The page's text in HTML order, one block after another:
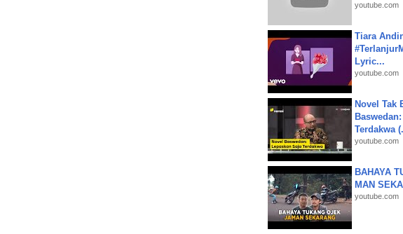
youtube.com
Tiara
Lyric...
youtube.com
Novel Tak
Terdakwa
youtube.com
BAHAYA
MAN
youtube.com